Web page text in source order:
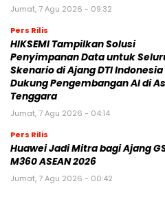
Jumat, 7 Agu 2026 - 09:32
Pers Rilis
HIKSEMI Tampilkan Solusi
Penyimpanan Data untuk
Skenario di Ajang DTI Indonesia
Dukung Pengembangan AI di
Tenggara
Jumat, 7 Agu 2026 - 04:14
Pers Rilis
Huawei Jadi Mitra bagi Ajang
M360 ASEAN 2026
Jumat, 7 Agu 2026 - 00:42